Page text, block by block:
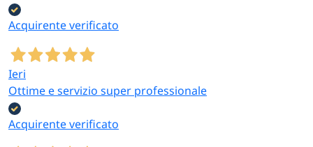
Acquirente verificato
Ieri
Ottime e servizio super professionale
Acquirente verificato